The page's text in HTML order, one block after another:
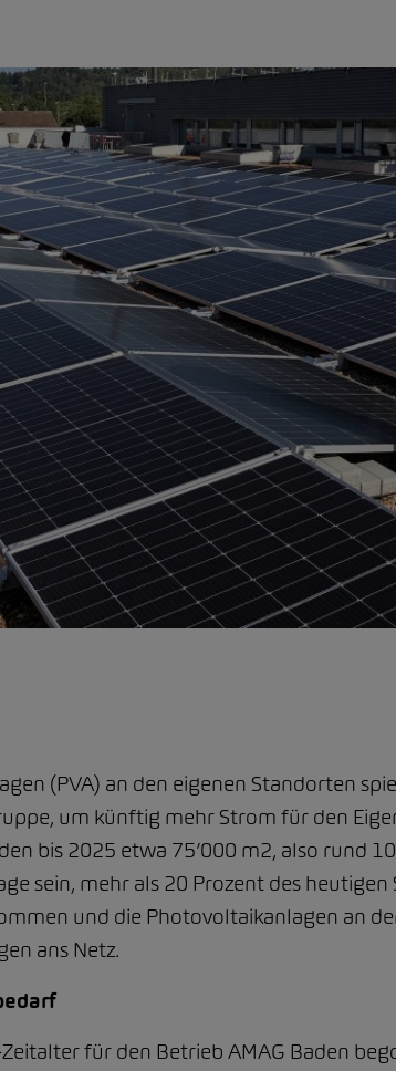
(PVA) an den eigenen Standorten
um künftig mehr Strom für den
bis 2025 etwa 75’000 m2, also rund
sein, mehr als 20 Prozent des
und die Photovoltaikanlagen an
ans Netz.
für den Betrieb AMAG Baden